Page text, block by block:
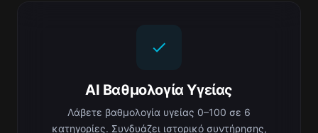
AI Βαθμολογία Υγείας
Λάβετε βαθμολογία υγείας 0–100 σε 6
κατηγορίες. Συνδυάζει ιστορικό συντήρησης,